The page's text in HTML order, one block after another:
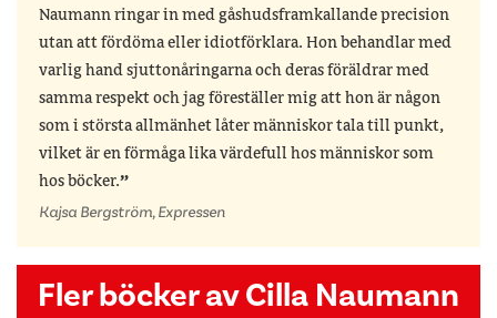
Naumann ringar in med gåshudsframkallande precision
utan att fördöma eller idiotförklara. Hon behandlar med
varlig hand sjuttonåringarna och deras föräldrar med
samma respekt och jag föreställer mig att hon är någon
som i största allmänhet låter människor tala till punkt,
vilket är en förmåga lika värdefull hos människor som
hos böcker.
Kajsa Bergström, Expressen
Fler böcker av Cilla Naumann